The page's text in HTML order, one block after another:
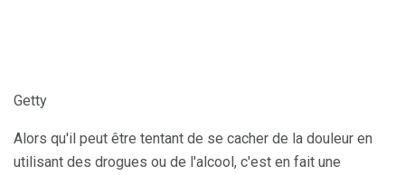
Getty
Alors qu'il peut être tentant de se cacher de la douleur en
utilisant des drogues ou de l'alcool, c'est en fait une